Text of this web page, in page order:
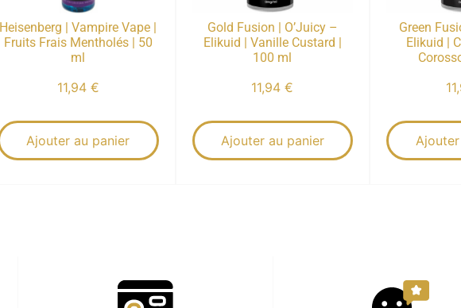
Heisenberg | Vampire Vape |
Fruits Frais Mentholés | 50
ml
11,94 €
Ajouter au panier
Gold Fusion | O’Juicy –
Elikuid | Vanille Custard |
100 ml
11,94€
Ajouter au panier
Green
Elikuid |